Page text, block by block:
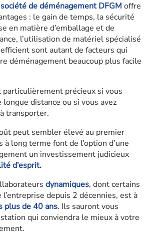
société de déménagement DFGM offre
: le gain de temps, la sécurité
en matière d’emballage et de
l’utilisation de matériel spécialisé
sont autant de facteurs qui
déménagement beaucoup plus facile
particulièrement précieux si vous
longue distance ou si vous avez
transporter.
peut sembler élevé au premier
à long terme font de l’option d’une
un investissement judicieux
d’esprit.
dynamiques, dont certains
depuis 2 décennies, est à
plus de 40 ans. Ils sauront vous
qui conviendra le mieux à votre